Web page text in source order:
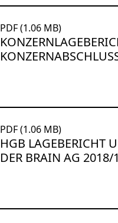
PDF (1.06 MB)
PDF (1.06 MB)
HGB LAGEBERICHT
DER BRAIN AG 2018/